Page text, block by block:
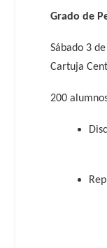
Grado de
Sábado 3
Cartuja
200